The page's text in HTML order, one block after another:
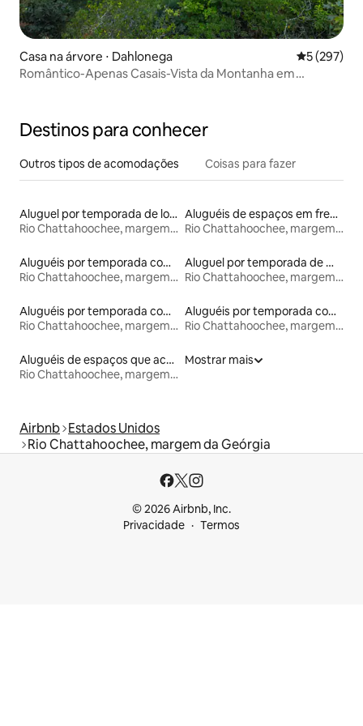
Casa na árvore ⋅ Dahlonega 5 de uma
5 (297)
Romântico-Apenas Casais-Vista da Montanha em
Destinos para conhecer
Outros tipos de acomodações Coisas para fazer
Aluguel por temporada de lofts
Rio Chattahoochee, margem da Geórgia
Aluguéis de espaços em frente à praia
Rio Chattahoochee, margem da Geórgia
Aluguéis por temporada com cama de altura acessível
Rio Chattahoochee, margem da Geórgia
Aluguel por temporada de microcasas
Rio Chattahoochee, margem da Geórgia
Aluguéis por temporada com banheira de hidromassagem
Rio Chattahoochee, margem da Geórgia
Aluguéis por temporada com café da manhã
Rio Chattahoochee, margem da Geórgia
Aluguéis de espaços que aceitam animais de estimação
Rio Chattahoochee, margem da Geórgia
Mostrar mais
Airbnb Estados Unidos
Rio Chattahoochee, margem da Geórgia
© 2026 Airbnb, Inc.
Privacidade
Termos